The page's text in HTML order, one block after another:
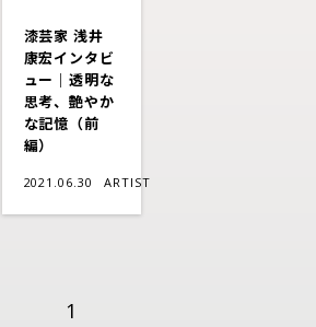
漆芸家 浅井
康宏インタビ
ュー｜透明な
思考、艶やか
な記憶（前
編）
2021.06.30 ARTIST
1